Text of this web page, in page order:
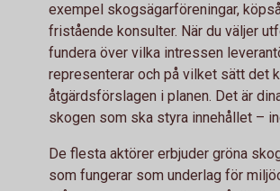
exempel skogsägarföreningar,
fristående konsulter. När du väljer
fundera över vilka intressen
representerar och på vilket sätt det
åtgärdsförslagen i planen. Det är
skogen som ska styra innehållet –
De flesta aktörer erbjuder gröna
som fungerar som underlag för